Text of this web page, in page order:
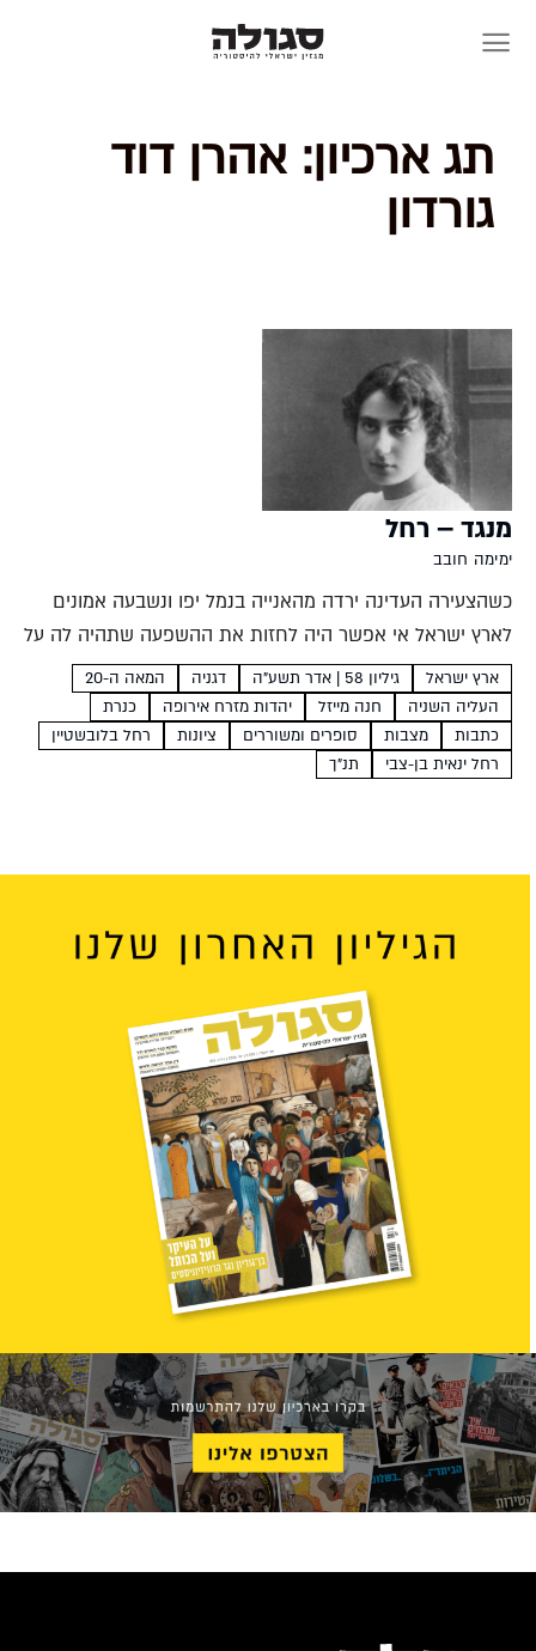
תג ארכיון: אהרן דוד
גורדון
מנגד – רחל
ימימה חובב
כשהצעירה העדינה ירדה מהאנייה בנמל יפו ונשבעה אמונים
לארץ ישראל אי אפשר היה לחזות את ההשפעה שתהיה לה על
רוח התחייה הציונית ועל תרבותה. שמה של הצעירה היה רחל
בלובשטיין, אולם היא נודעה עד מהרה...
ארץ ישראל גיליון 58 | אדר תשע"ה דגניה
המאה ה-20
העליה השניה
חנה מייזל יהדות מזרח אירופה
כנרת
כתבות
מצבות סופרים ומשוררים ציונות
רחל בלובשטיין
רחל ינאית בן-צבי
תנ"ך